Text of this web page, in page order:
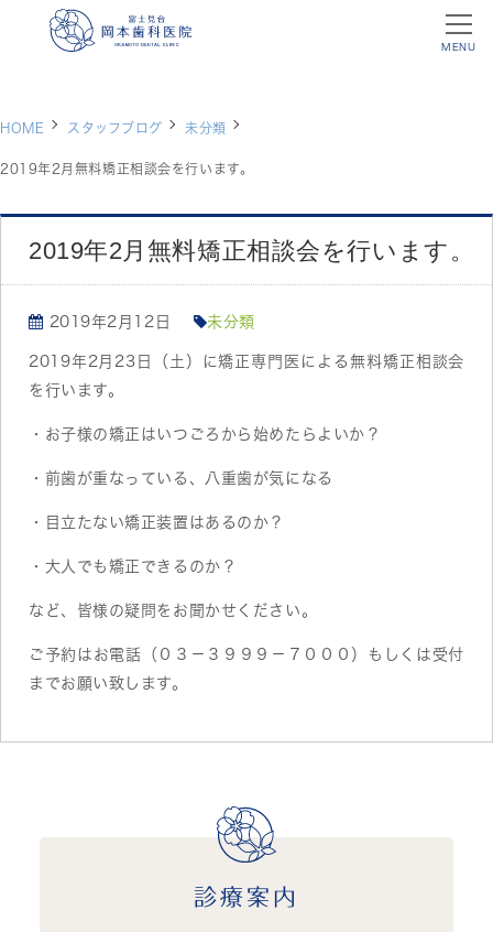
MENU
HOME スタッフブログ 未分類
2019年2月無料矯正相談会を行います。
2019年2月無料矯正相談会を行います。
2019年2月12日 未分類
2019年2月23日（土）に矯正専門医による無料矯正相談会
を行います。
・お子様の矯正はいつごろから始めたらよいか？
・前歯が重なっている、八重歯が気になる
・目立たない矯正装置はあるのか？
・大人でも矯正できるのか？
など、皆様の疑問をお聞かせください。
ご予約はお電話（０３－３９９９－７０００）もしくは受付
までお願い致します。
診療案内